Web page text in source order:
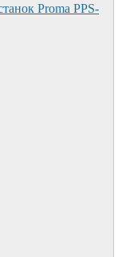
Proma PPS-